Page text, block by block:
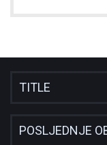
TITLE
POSLJEDNJE